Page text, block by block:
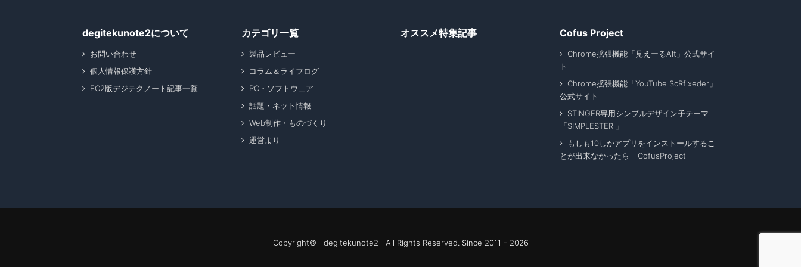
degitekunote2について
お問い合わせ
個人情報保護方針
FC2版デジテクノート記事一覧
カテゴリ一覧
製品レビュー
コラム＆ライフログ
PC・ソフトウェア
話題・ネット情報
Web制作・ものづくり
運営より
オススメ特集記事 Cofus Project
Chrome拡張機能「見えーるAlt」公式サイ
ト
Chrome拡張機能「YouTube ScRfixeder」
公式サイト
STINGER専用シンプルデザイン子テーマ
「SIMPLESTER 」
もしも10しかアプリをインストールするこ
とが出来なかったら _ CofusProject
Copyright© degitekunote2 All Rights Reserved. Since 2011 - 2026